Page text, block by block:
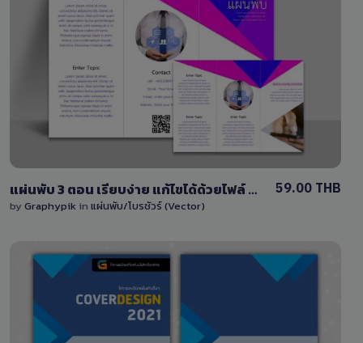
View Details
0 Sale
แผ่นพับ 3 ตอน เรียบง่าย แก้ไขได้ด้วยไฟล์ EPS (Vector) ครบชุด หน้า-หลัง
by Graphypik in แผ่นพับ/โบรชัวร์ (Vector)
59.00 THB
View Details